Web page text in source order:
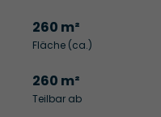
260 m²
Fläche (ca.)
260 m²
Teilbar ab